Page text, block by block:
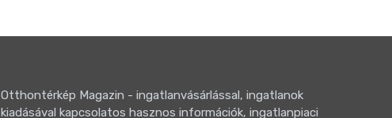
Otthontérkép Magazin - ingatlanvásárlással, ingatlanok
kiadásával kapcsolatos hasznos információk, ingatlanpiaci